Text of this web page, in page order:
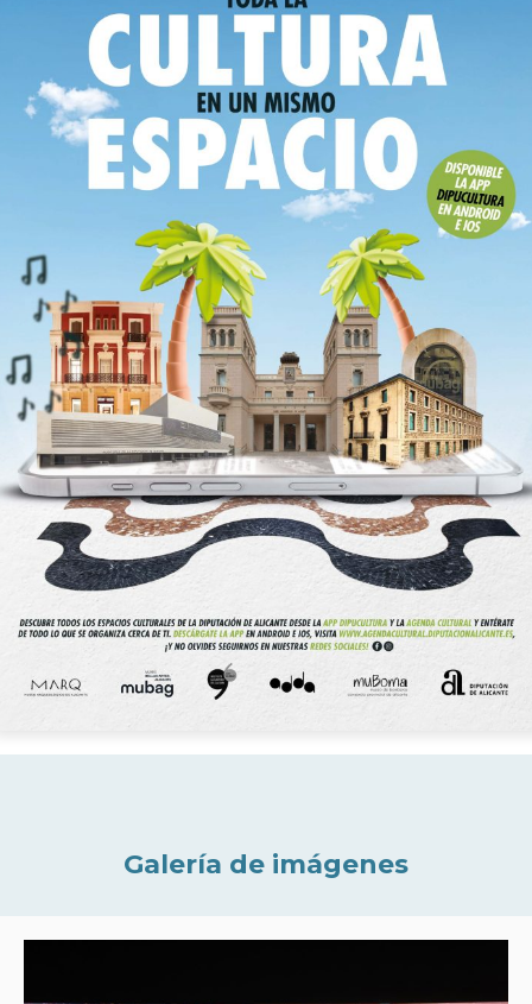
Galería de imágenes